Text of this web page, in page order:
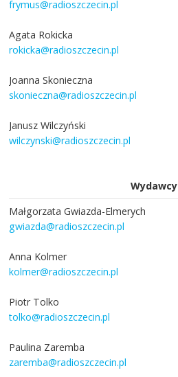
frymus@radioszczecin.pl
Agata Rokicka
rokicka@radioszczecin.pl
Joanna Skonieczna
skonieczna@radioszczecin.pl
Janusz Wilczyński
wilczynski@radioszczecin.pl
Wydawcy
Małgorzata Gwiazda-Elmerych
gwiazda@radioszczecin.pl
Anna Kolmer
kolmer@radioszczecin.pl
Piotr Tolko
tolko@radioszczecin.pl
Paulina Zaremba
zaremba@radioszczecin.pl